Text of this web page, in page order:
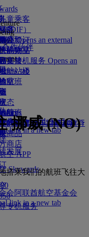
宾接机服务 Opens an
new tab
伴
务
）
的物品
航站楼
度
度
专机服务
室
商品
商店
童乘客
规则
摇篮
额
心 Opens an external
会 Opens an external
发展
会阿联酋航空基金会
link in a new tab
航班
航班
合作伙伴
Skywards Exclusives
link in a new tab
Skywards
励”
支持
态
的航班，开启畅达旅行
处预订
码共享
商务奖励
空 APP
挪威 (NO)
搭乘我们的航班飞往大